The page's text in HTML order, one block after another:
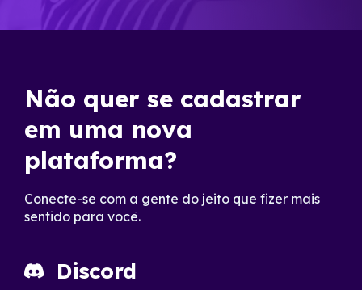
Não quer se cadastrar
em uma nova
plataforma?
Conecte-se com a gente do jeito que fizer mais
sentido para você.
Discord